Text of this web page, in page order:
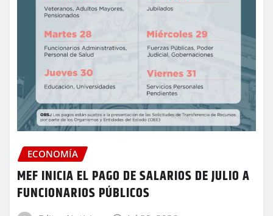
ECONOMÍA
MEF INICIA EL PAGO DE SALARIOS DE JULIO A
FUNCIONARIOS PÚBLICOS